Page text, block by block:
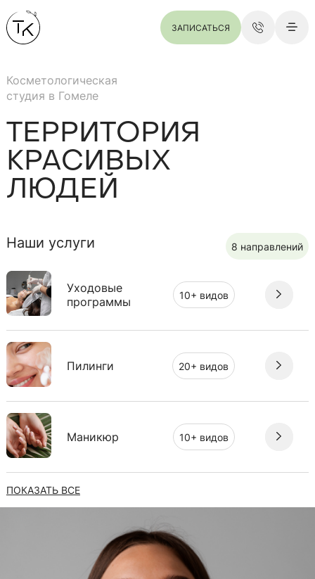
ЗАПИСАТЬСЯ
Косметологическая
студия в Гомеле
ТЕРРИТОРИЯ
КРАСИВЫХ
ЛЮДЕЙ
Наши услуги 8 направлений
Уходовые
программы
10+ видов
Пилинги 20+ видов
Маникюр 10+ видов
ПОКАЗАТЬ ВСЕ